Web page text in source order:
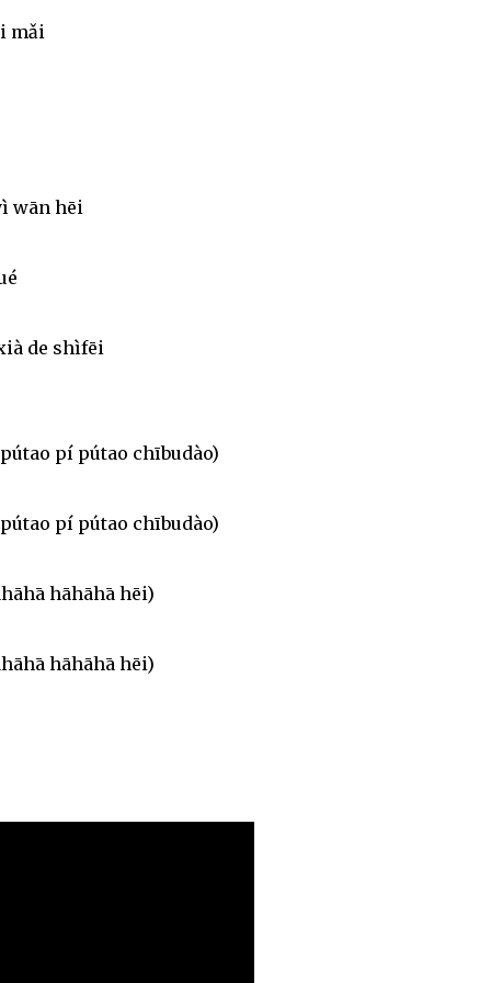
mǎi
wān hēi
de shìfēi
pí pútao chībudào)
pí pútao chībudào)
hāhāhā hēi)
hāhāhā hēi)